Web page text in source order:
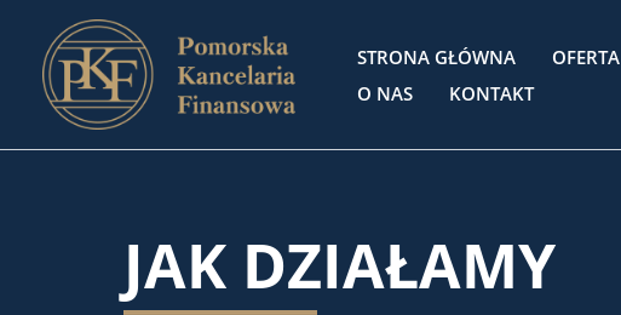
treści
STRONA GŁÓWNA OFERTA
O NAS
KONTAKT
JAK DZIAŁAMY